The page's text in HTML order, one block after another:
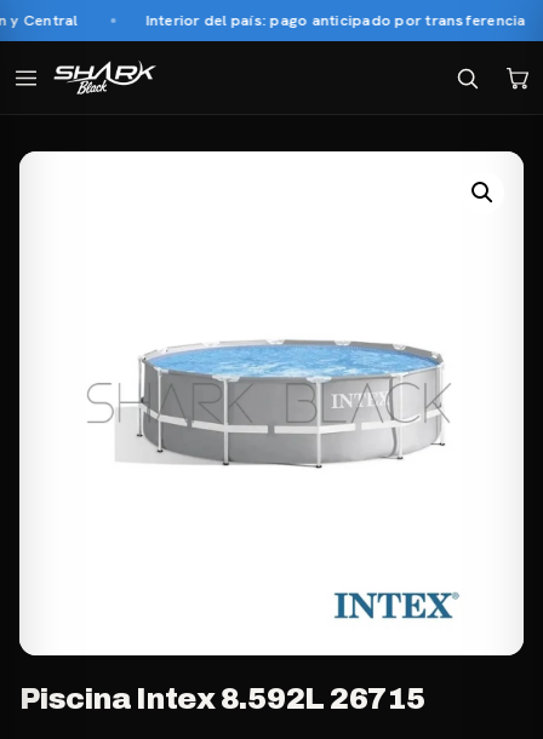
Central Interior del país: pago anticipado por transferencia
Piscina Intex 8.592L 26715